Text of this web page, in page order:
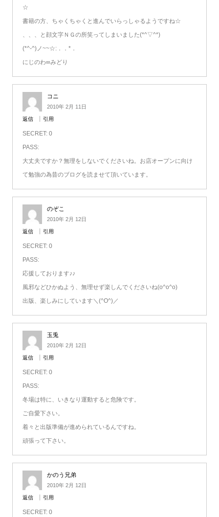
☆
書籍の方、ちゃくちゃくと進んでいらっしゃるようですね☆
、、、と顔文字ＮＧの所笑ってしまいました(*^▽^*)
(*^-^)ノ~~☆:．．*．
にじのわ∞みどり
コニ
2010年 2月 11日
返信 引用
SECRET: 0
PASS:
大丈夫ですか？無理をしないでくださいね。お店オープンに向け
て勉強の為昔のブログを読ませて頂いています。
のぞこ
2010年 2月 12日
返信 引用
SECRET: 0
PASS:
応援しております♪♪
風邪などひかぬよう、無理せず楽しんでくださいね(o^o^o)
出版、楽しみにしています＼(^O^)／
玉兎
2010年 2月 12日
返信 引用
SECRET: 0
PASS:
冬場は特に、いきなり運動すると危険です。
ご自愛下さい。
着々と出版準備が進められているんですね。
頑張って下さい。
かのう兄弟
2010年 2月 12日
返信 引用
SECRET: 0